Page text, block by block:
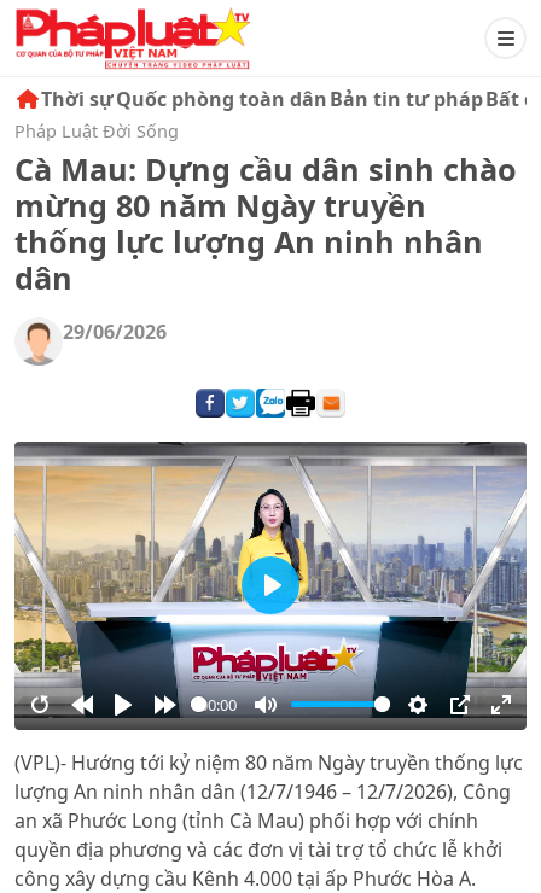
Thời sựQuốc phòng toàn dânBản tin tư phápBất
Pháp Luật Đời Sống
Cà Mau: Dựng cầu dân sinh chào
mừng 80 năm Ngày truyền
thống lực lượng An ninh nhân
dân
29/06/2026
RestartRewind
10s
PlayForward
10s
00:00
Mute Settings
PIP
Play
(VPL)- Hướng tới kỷ niệm 80 năm Ngày truyền thống lực
lượng An ninh nhân dân (12/7/1946 – 12/7/2026), Công
an xã Phước Long (tỉnh Cà Mau) phối hợp với chính
quyền địa phương và các đơn vị tài trợ tổ chức lễ khởi
công xây dựng cầu Kênh 4.000 tại ấp Phước Hòa A.